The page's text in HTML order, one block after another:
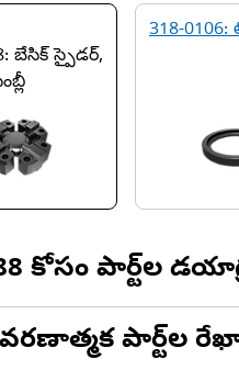
బేసిక్ స్పైడర్,
318-
కోసం పార్ట్‌ల
పార్ట్‌ల